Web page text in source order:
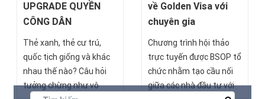
UPGRADE QUYỀN
CÔNG DÂN
Thẻ xanh, thẻ cư trú,
quốc tịch giống và khác
nhau thế nào? Câu hỏi
tưởng chừng như vô
về Golden Visa với
chuyên gia
Chương trình hội thảo
trực tuyến được BSOP tổ
chức nhằm tạo cầu nối
giữa các nhà đầu tư với